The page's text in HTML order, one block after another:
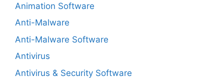
Animation Software
Anti-Malware
Anti-Malware Software
Antivirus
Antivirus & Security Software